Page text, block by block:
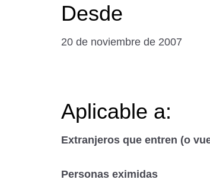
Desde
20 de noviembre de 2007
Aplicable a:
Extranjeros que entren (o
Personas eximidas